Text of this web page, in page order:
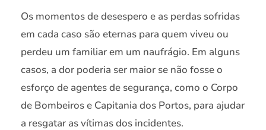
Os momentos de desespero e as perdas sofridas
em cada caso são eternas para quem viveu ou
perdeu um familiar em um naufrágio. Em alguns
casos, a dor poderia ser maior se não fosse o
esforço de agentes de segurança, como o Corpo
de Bombeiros e Capitania dos Portos, para ajudar
a resgatar as vítimas dos incidentes.